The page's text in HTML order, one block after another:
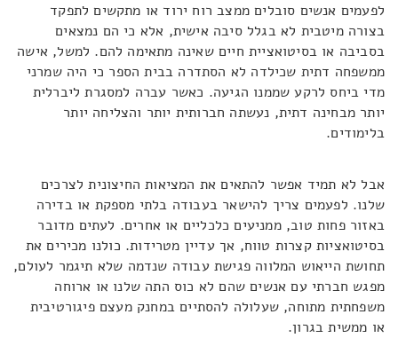
לפעמים אנשים סובלים ממצב רוח ירוד או מתקשים לתפקד
בצורה מיטבית לא בגלל סיבה אישית, אלא כי הם נמצאים
בסביבה או בסיטואציית חיים שאינה מתאימה להם. למשל, אישה
ממשפחה דתית שכילדה לא הסתדרה בבית הספר כי היה שמרני
מדי ביחס לרקע שממנו הגיעה. כאשר עברה למסגרת ליברלית
יותר מבחינה דתית, נעשתה חברותית יותר והצליחה יותר
בלימודים.
אבל לא תמיד אפשר להתאים את המציאות החיצונית לצרכים
שלנו. לפעמים צריך להישאר בעבודה בלתי מספקת או בדירה
באזור פחות טוב, ממניעים כלכליים או אחרים. לעתים מדובר
בסיטואציות קצרות טווח, אך עדיין מטרידות. כולנו מכירים את
תחושת הייאוש המלווה פגישת עבודה שנדמה שלא תיגמר לעולם,
מפגש חברתי עם אנשים שהם לא כוס התה שלנו או ארוחה
משפחתית מתוחה, שעלולה להסתיים במחנק מעצם פיגורטיבית
או ממשית בגרון.